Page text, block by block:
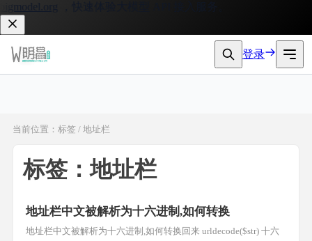
登录
当前位置：标签 / 地址栏
标签：地址栏
地址栏中文被解析为十六进制,如何转换
地址栏中文被解析为十六进制,如何转换回来 urldecode($str) 十六